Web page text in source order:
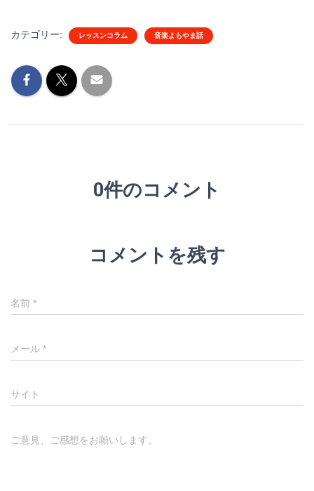
カテゴリー: レッスンコラム 音楽よもやま話
0件のコメント
コメントを残す
名前 *
メール *
サイト
ご意見、ご感想をお願いします。